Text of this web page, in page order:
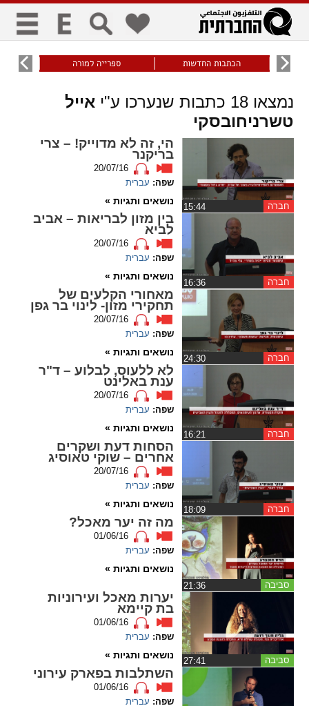
כללי
visibility_off
ביטול הבהובים ניווט מקלדת
title
סימון כותרות
זום
zoom_out
התרחק
גופנים
remove_circle_outline
Decrease font
Increase font
spellcheck
גופן קריא
ניגודיות צבעים
brightness_high
ניגודיות בהירה ניגודיות כהה
format_underlined
קו תחתי לקישורים
font_download
סימון קישורים
cached
כל
ההגדרות
flag
השארת
משוב
הכתבות החדשות ספרייה למורה עוני
נמצאו18 כתבות שנערכו ע"יאייל
טשרניחובסקי
חברה
הי, זה לא מדוייק! – צרי
בריקנר
20/07/16
שפה: עברית
נושאים ותגיות »
חברה
בין מזון לבריאות – אביב
לביא
20/07/16
שפה: עברית
נושאים ותגיות »
חברה
מאחורי הקלעים של
תחקירי מזון- לינוי בר גפן
20/07/16
שפה: עברית
נושאים ותגיות »
חברה
לא ללעוס, לבלוע – ד"ר
ענת באלינט
20/07/16
שפה: עברית
נושאים ותגיות »
חברה
הסחות דעת ושקרים
אחרים – שוקי טאוסיג
20/07/16
שפה: עברית
נושאים ותגיות »
סביבה
מה זה יער מאכל?
01/06/16
שפה: עברית
נושאים ותגיות »
סביבה
יערות מאכל ועירוניות
בת קיימא
01/06/16
שפה: עברית
נושאים ותגיות »
השתלבות בפארק עירוני
01/06/16
שפה: עברית